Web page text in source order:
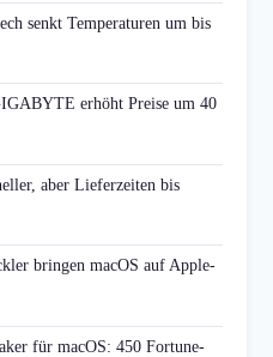
senkt Temperaturen um bis
erhöht Preise um 40
aber Lieferzeiten bis
bringen macOS auf Apple-
für macOS: 450 Fortune-